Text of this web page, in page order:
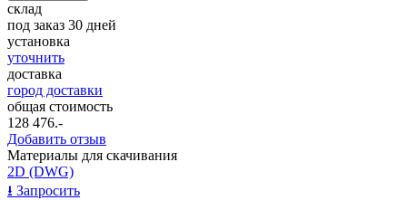
склад
под заказ 30 дней
установка
уточнить
доставка
город доставки
общая стоимость
128 476.-
Добавить отзыв
Материалы для скачивания
2D (DWG)
⭳ Запросить